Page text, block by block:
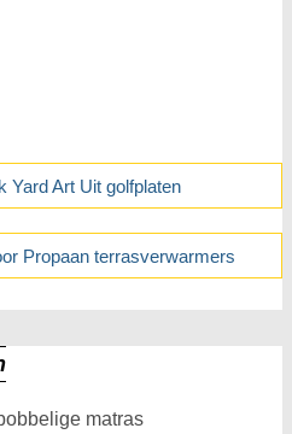
Yard Art Uit golfplaten
Propaan terrasverwarmers
matras